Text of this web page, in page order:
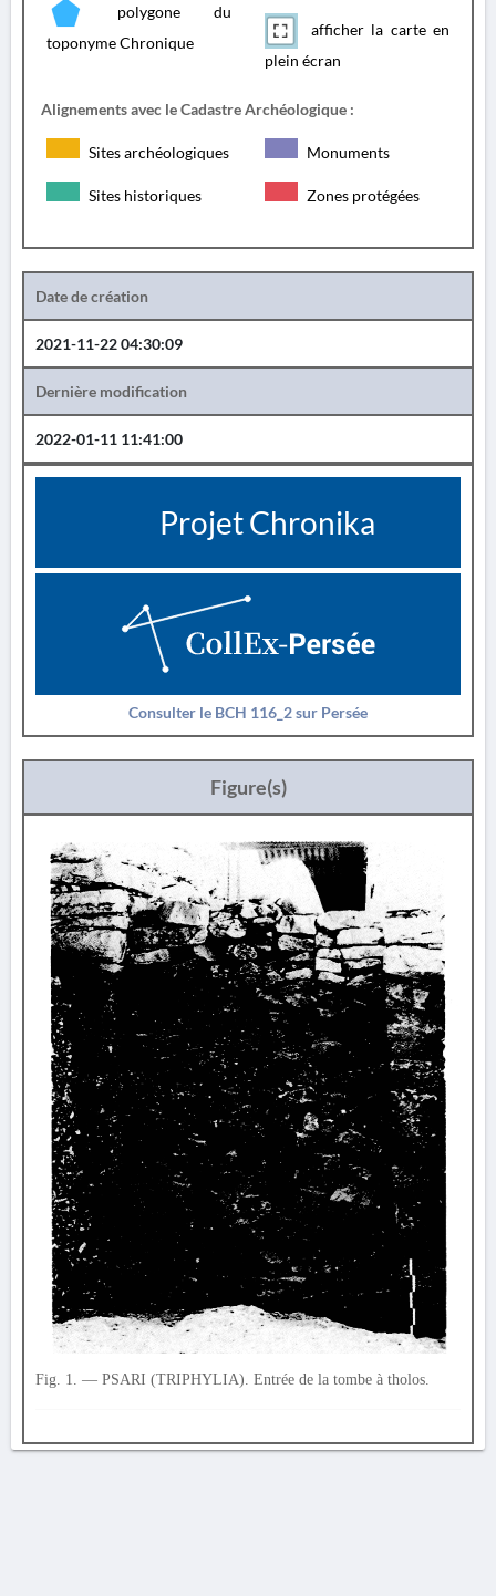
polygone du
toponyme Chronique
afficher la carte en
plein écran
Alignements avec le Cadastre Archéologique :
Sites archéologiques Monuments
Sites historiques Zones protégées
Date de création
2021-11-22 04:30:09
Dernière modification
2022-01-11 11:41:00
Projet Chronika
Consulter le BCH 116_2 sur Persée
Figure(s)
Fig. 1. — PSARI (TRIPHYLIA). Entrée de la tombe à tholos.